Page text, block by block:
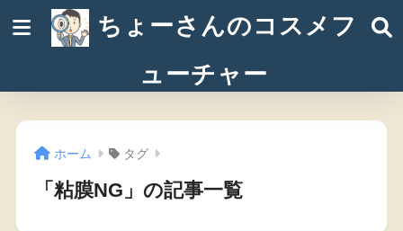
ちょーさんのコスメフ
ューチャー
ホーム タグ
「粘膜NG」の記事一覧